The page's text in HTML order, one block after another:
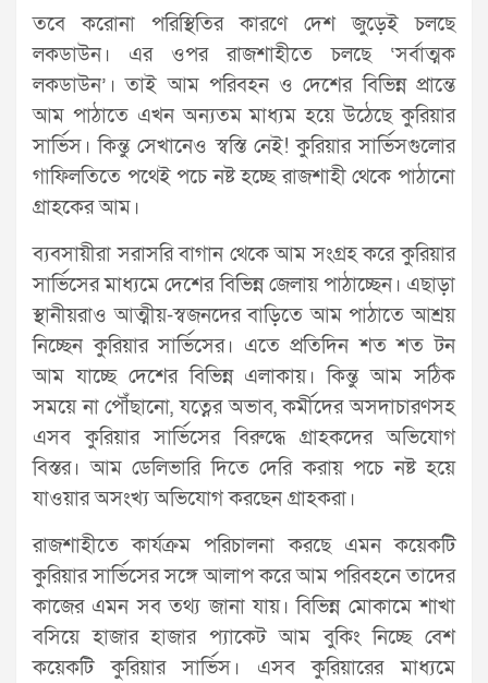
তবে করোনা পরিস্থিতির কারণে দেশ জুড়েই চলছে
লকডাউন। এর ওপর রাজশাহীতে চলছে ‘সর্বাত্মক
লকডাউন’। তাই আম পরিবহন ও দেশের বিভিন্ন প্রান্তে
আম পাঠাতে এখন অন্যতম মাধ্যম হয়ে উঠেছে কুরিয়ার
সার্ভিস। কিন্তু সেখানেও স্বস্তি নেই! কুরিয়ার সার্ভিসগুলোর
গাফিলতিতে পথেই পচে নষ্ট হচ্ছে রাজশাহী থেকে পাঠানো
গ্রাহকের আম।
ব্যবসায়ীরা সরাসরি বাগান থেকে আম সংগ্রহ করে কুরিয়ার
সার্ভিসের মাধ্যমে দেশের বিভিন্ন জেলায় পাঠাচ্ছেন। এছাড়া
স্থানীয়রাও আত্মীয়-স্বজনদের বাড়িতে আম পাঠাতে আশ্রয়
নিচ্ছেন কুরিয়ার সার্ভিসের। এতে প্রতিদিন শত শত টন
আম যাচ্ছে দেশের বিভিন্ন এলাকায়। কিন্তু আম সঠিক
সময়ে না পৌঁছানো, যত্নের অভাব, কর্মীদের অসদাচারণসহ
এসব কুরিয়ার সার্ভিসের বিরুদ্ধে গ্রাহকদের অভিযোগ
বিস্তর। আম ডেলিভারি দিতে দেরি করায় পচে নষ্ট হয়ে
যাওয়ার অসংখ্য অভিযোগ করছেন গ্রাহকরা।
রাজশাহীতে কার্যক্রম পরিচালনা করছে এমন কয়েকটি
কুরিয়ার সার্ভিসের সঙ্গে আলাপ করে আম পরিবহনে তাদের
কাজের এমন সব তথ্য জানা যায়। বিভিন্ন মোকামে শাখা
বসিয়ে হাজার হাজার প্যাকেট আম বুকিং নিচ্ছে বেশ
কয়েকটি কুরিয়ার সার্ভিস। এসব কুরিয়ারের মাধ্যমে